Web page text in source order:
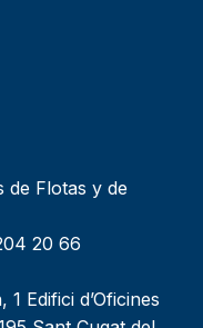
de Flotas y de
20 66
Edifici d’Oficines